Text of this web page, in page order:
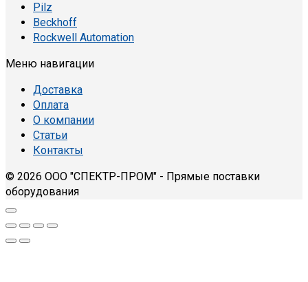
Pilz
Beckhoff
Rockwell Automation
Меню навигации
Доставка
Оплата
О компании
Статьи
Контакты
© 2026 ООО "СПЕКТР-ПРОМ" - Прямые поставки
оборудования